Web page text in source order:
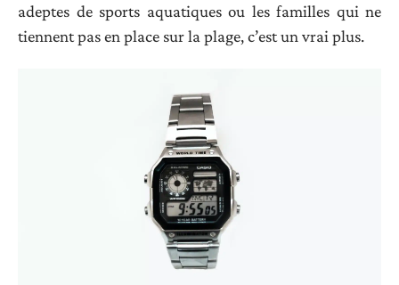
adeptes de sports aquatiques ou les familles qui ne
tiennent pas en place sur la plage, c’est un vrai plus.